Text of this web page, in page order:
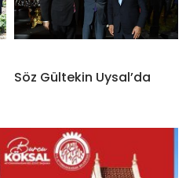
Söz Gültekin Uysal’da